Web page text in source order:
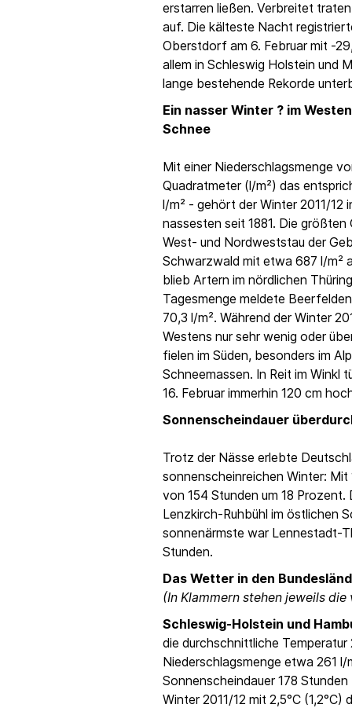
erstarren ließen. Verbreitet
auf. Die kälteste Nacht
Oberstdorf am 6. Februar mit -
allem in Schleswig Holstein und
lange bestehende Rekorde
Ein nasser Winter ? im
Schnee
Mit einer Niederschlagsmenge
Quadratmeter (l/m²) das
l/m² - gehört der Winter 2011/12
nassesten seit 1881. Die
West- und Nordweststau der
Schwarzwald mit etwa 687 l/m²
blieb Artern im nördlichen
Tagesmenge meldete
70,3 l/m². Während der Winter
Westens nur sehr wenig oder
fielen im Süden, besonders im
Schneemassen. In Reit im Winkl
16. Februar immerhin 120 cm
Sonnenscheindauer
Trotz der Nässe erlebte
sonnenscheinreichen Winter:
von 154 Stunden um 18
Lenzkirch-Ruhbühl im östlichen
sonnenärmste war Lennestadt-
Stunden.
Das Wetter in den
(In Klammern stehen jeweils
Schleswig-Holstein und
die durchschnittliche Temperatur
Niederschlagsmenge etwa 261 l/
Sonnenscheindauer 178
Winter 2011/12 mit 2,5°C